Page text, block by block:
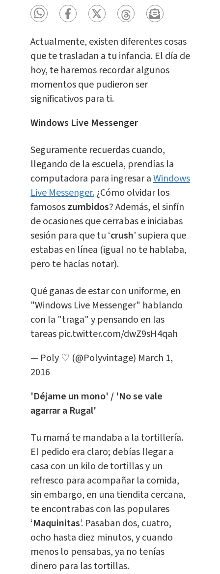
Actualmente, existen diferentes cosas
que te trasladan a tu infancia. El día de
hoy, te haremos recordar algunos
momentos que pudieron ser
significativos para ti.
Windows Live Messenger
Seguramente recuerdas cuando,
llegando de la escuela, prendías la
computadora para ingresar aWindows
Live Messenger.¿Cómo olvidar los
famososzumbidos? Además, el sinfín
de ocasiones que cerrabas e iniciabas
sesión para que tu ‘crush’ supiera que
estabas en línea (igual no te hablaba,
pero te hacías notar).
Qué ganas de estar con uniforme, en
"Windows Live Messenger" hablando
con la "traga" y pensando en las
tareas pic.twitter.com/dwZ9sH4qah
— Poly ♡ (@Polyvintage) March 1,
2016
'Déjame un mono' / 'No se vale
agarrar a Rugal'
Tu mamá te mandaba a la tortillería.
El pedido era claro; debías llegar a
casa con un kilo de tortillas y un
refresco para acompañar la comida,
sin embargo, en una tiendita cercana,
te encontrabas con las populares
‘Maquinitas’. Pasaban dos, cuatro,
ocho hasta diez minutos, y cuando
menos lo pensabas, ya no tenías
dinero para las tortillas.